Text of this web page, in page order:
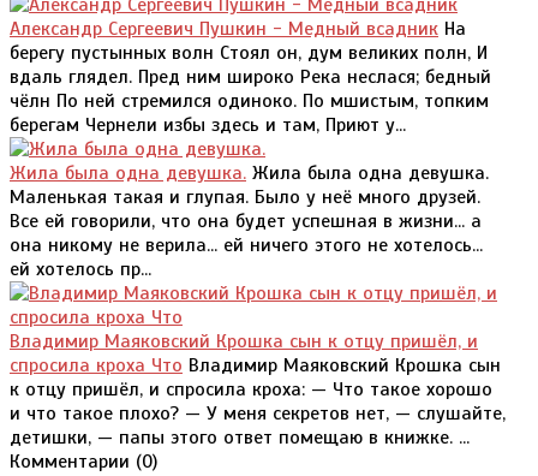
Александр Сергеевич Пушкин - Медный всадник На
берегу пустынных волн Стоял он, дум великих полн, И
вдаль глядел. Пред ним широко Река неслася; бедный
чёлн По ней стремился одиноко. По мшистым, топким
берегам Чернели избы здесь и там, Приют у...
Жила была одна девушка. Жила была одна девушка.
Маленькая такая и глупая. Было у неё много друзей.
Все ей говорили, что она будет успешная в жизни... а
она никому не верила... ей ничего этого не хотелось...
ей хотелось пр...
Владимир Маяковский Крошка сын к отцу пришёл, и
спросила кроха Что Владимир Маяковский Крошка сын
к отцу пришёл, и спросила кроха: — Что такое хорошо
и что такое плохо? — У меня секретов нет, — слушайте,
детишки, — папы этого ответ помещаю в книжке. ...
Комментарии (0)